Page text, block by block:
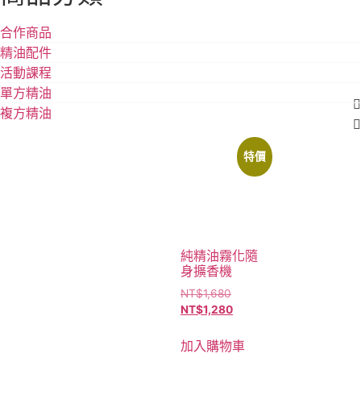
合作商品
精油配件
活動課程
單方精油
複方精油
特價
純精油霧化隨
身擴香機
NT$1,680
NT$1,280
加入購物車